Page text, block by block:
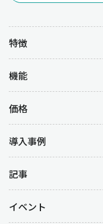
特徴
機能
価格
導入事例
記事
イベント